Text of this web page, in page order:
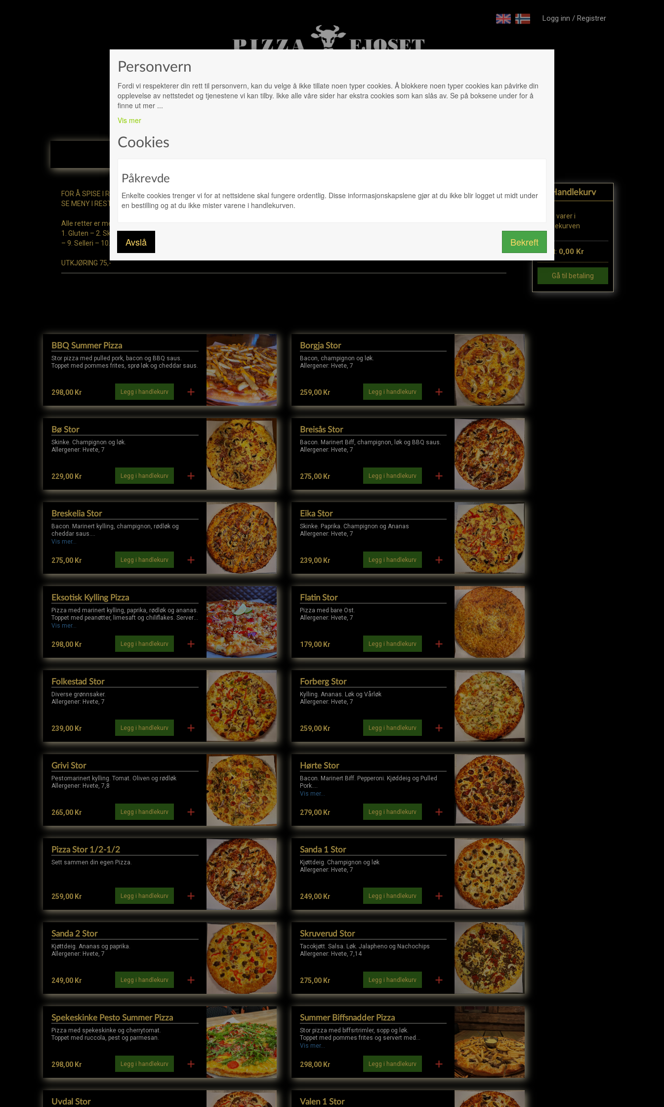
Logg inn / Registrer
FOR Å SPISE I RESTAURANTEN GJELDER EGNE PRISER.
SE MENY I RESTAURANT.
Alle retter er merket med allergener
1. Gluten – 2. Skalldyr – 3. Egg – 4. Fisk – 5. Peanøtter – 6. Soya – 7. Melk – 8. Nøtter
– 9. Selleri – 10. Sennep – 11. Sesamfrø – 12. Lupin – 13. Bløtdyr – 14. Sitrus
UTKJØRING 75,-
BBQ Summer Pizza
298,00 Kr Legg i handlekurv
Stor pizza med pulled pork, bacon og BBQ saus.
Toppet med pommes frites, sprø løk og cheddar saus.
Borgja Stor
259,00 Kr Legg i handlekurv
Bacon, champignon og løk.
Allergener: Hvete, 7
Bø Stor
229,00 Kr Legg i handlekurv
Skinke. Champignon og løk.
Allergener: Hvete, 7
Breisås Stor
275,00 Kr Legg i handlekurv
Bacon. Marinert Biff, champignon, løk og BBQ saus.
Allergener: Hvete, 7
Breskelia Stor
275,00 Kr Legg i handlekurv
Bacon. Marinert kylling, champignon, rødløk og
cheddar saus.
Allergener: Hvete, 7,9,10
Vis mer...
Eika Stor
239,00 Kr Legg i handlekurv
Skinke. Paprika. Champignon og Ananas
Allergener: Hvete, 7
Eksotisk Kylling Pizza
298,00 Kr Legg i handlekurv
Pizza med marinert kylling, paprika, rødløk og ananas.
Toppet med peanøtter, limesaft og chiliflakes. Servert
med Sweet Chili Saus.
Vis mer...
Flatin Stor
179,00 Kr Legg i handlekurv
Pizza med bare Ost.
Allergener: Hvete, 7
Folkestad Stor
239,00 Kr Legg i handlekurv
Diverse grønnsaker.
Allergener: Hvete, 7
Forberg Stor
259,00 Kr Legg i handlekurv
Kylling. Ananas. Løk og Vårløk
Allergener: Hvete, 7
Grivi Stor
265,00 Kr Legg i handlekurv
Pestomarinert kylling. Tomat. Oliven og rødløk
Allergener: Hvete, 7,8
Hørte Stor
279,00 Kr Legg i handlekurv
Bacon. Marinert Biff. Pepperoni. Kjøddeig og Pulled
Pork.
Allergener: Hvete, 7
Vis mer...
Pizza Stor 1/2-1/2
259,00 Kr Legg i handlekurv
Sett sammen din egen Pizza.
Sanda 1 Stor
249,00 Kr Legg i handlekurv
Kjøttdeig. Champignon og løk
Allergener: Hvete, 7
Sanda 2 Stor
249,00 Kr Legg i handlekurv
Kjøttdeig. Ananas og paprika.
Allergener: Hvete, 7
Skruverud Stor
275,00 Kr Legg i handlekurv
Tacokjøtt. Salsa. Løk. Jalapheno og Nachochips
Allergener: Hvete, 7,14
Spekeskinke Pesto Summer Pizza
298,00 Kr Legg i handlekurv
Pizza med spekeskinke og cherrytomat.
Toppet med ruccola, pest og parmesan.
Summer Biffsnadder Pizza
298,00 Kr Legg i handlekurv
Stor pizza med biffsrtrimler, sopp og løk.
Toppet med pommes frites og servert med
bernaisesaus.
Vis mer...
Uvdal Stor Valen 1 Stor
handlekurv
Ingen varer i
handlekurven
Totalt: 0,00 Kr
Gå til betaling
Personvern
Fordi vi respekterer din rett til personvern, kan du velge å ikke tillate noen typer cookies. Å blokkere noen typer cookies kan påvirke din
opplevelse av nettstedet og tjenestene vi kan tilby. Ikke alle våre sider har ekstra cookies som kan slås av. Se på boksene under for å
finne ut mer ...
Vis mer
Cookies
Påkrevde
Enkelte cookies trenger vi for at nettsidene skal fungere ordentlig. Disse informasjonskapslene gjør at du ikke blir logget ut midt under
en bestilling og at du ikke mister varene i handlekurven.
Avslå Bekreft